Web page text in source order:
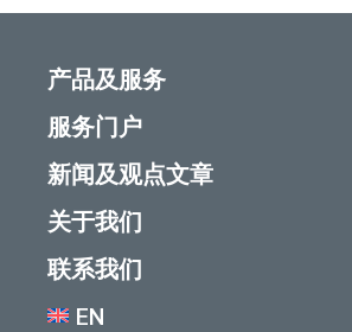
产品及服务
服务门户
新闻及观点文章
关于我们
联系我们
EN